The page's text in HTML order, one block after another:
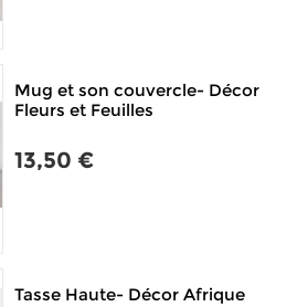
Mug et son couvercle- Décor
Fleurs et Feuilles
13,50 €
Tasse Haute- Décor Afrique